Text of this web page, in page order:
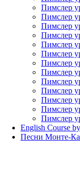
Пимслер
Пимслер
Пимслер
Пимслер
Пимслер
Пимслер
Пимслер
Пимслер
Пимслер
Пимслер
Пимслер
Пимслер
Пимслер
English Course
Песни Монте-